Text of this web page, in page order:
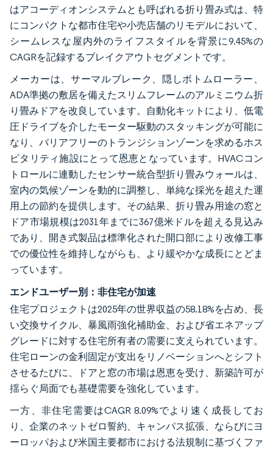
はアコーディオンシステムとも呼ばれる折り畳み式は、特
にコンパクトな都市住宅や小売店舗のリモデルにおいて、
シームレスな屋内外のライフスタイルを背景に9.45%の
CAGRを記録するブレイクアウトセグメントです。
メーカーは、サーマルブレーク、隠しボトムローラー、
ADA準拠の敷居を備えたスリムフレームのアルミニウム折
り畳みドアを改良しています。自動化キットにより、低電
圧ドライブを介したモーター駆動のスタッキングが可能に
なり、バリアフリーのトランジションゾーンを求めるホス
ピタリティ施設にとって恩恵となっています。HVACコン
トロールに連動したセンサー統合型折り畳みウォールは、
室内の気候ゾーンを動的に調整し、単純な採光を超えた運
用上の節約を提供します。その結果、折り畳み用途の窓と
ドア市場規模は2031年までに367億米ドルを超える見込み
であり、開き式製品は標準化された開口部により改修工事
での優位性を維持しながらも、より緩やかな成長にとどま
っています。
エンドユーザー別：非住宅が加速
住宅プロジェクトは2025年の世界収益の58.18%を占め、長
い交換サイクル、暴風雨強化補助金、および省エネアップ
グレードに対する住宅所有者の需要に支えられています。
住宅ローンの金利固定が支出をリノベーションへとシフト
させるたびに、ドアと窓の市場は恩恵を受け、新築許可が
揺らぐ局面でも基礎需要を強化しています。
一方、非住宅需要はCAGR 8.09%でより速く成長してお
り、企業のネットゼロ誓約、キャンパス拡張、ならびにヨ
ーロッパおよび米国主要都市における法規制に基づくファ